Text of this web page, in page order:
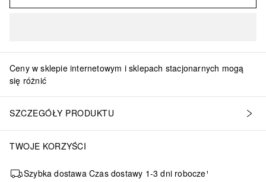
Ceny w sklepie internetowym i sklepach stacjonarnych mogą
się różnić
SZCZEGÓŁY PRODUKTU
TWOJE KORZYŚCI
Szybka dostawa Czas dostawy 1-3 dni robocze¹